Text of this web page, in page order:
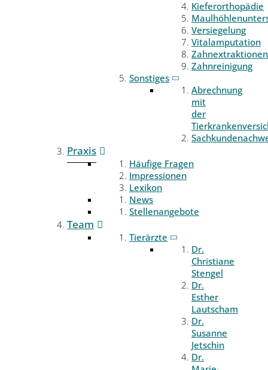
Kieferorthopädie
Versiegelung
Vitalamputation
Zahnextraktionen
Zahnreinigung
Sonstiges
Abrechnung
mit
der
Praxis
Häufige Fragen
Impressionen
Lexikon
News
Stellenangebote
Team
Tierärzte
Dr.
Christiane
Stengel
Dr.
Esther
Lautscham
Dr.
Susanne
Jetschin
Dr.